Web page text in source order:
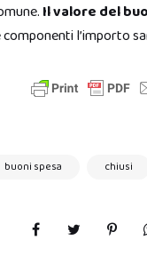
Il valore del
l’importo
buoni spesa chiusi